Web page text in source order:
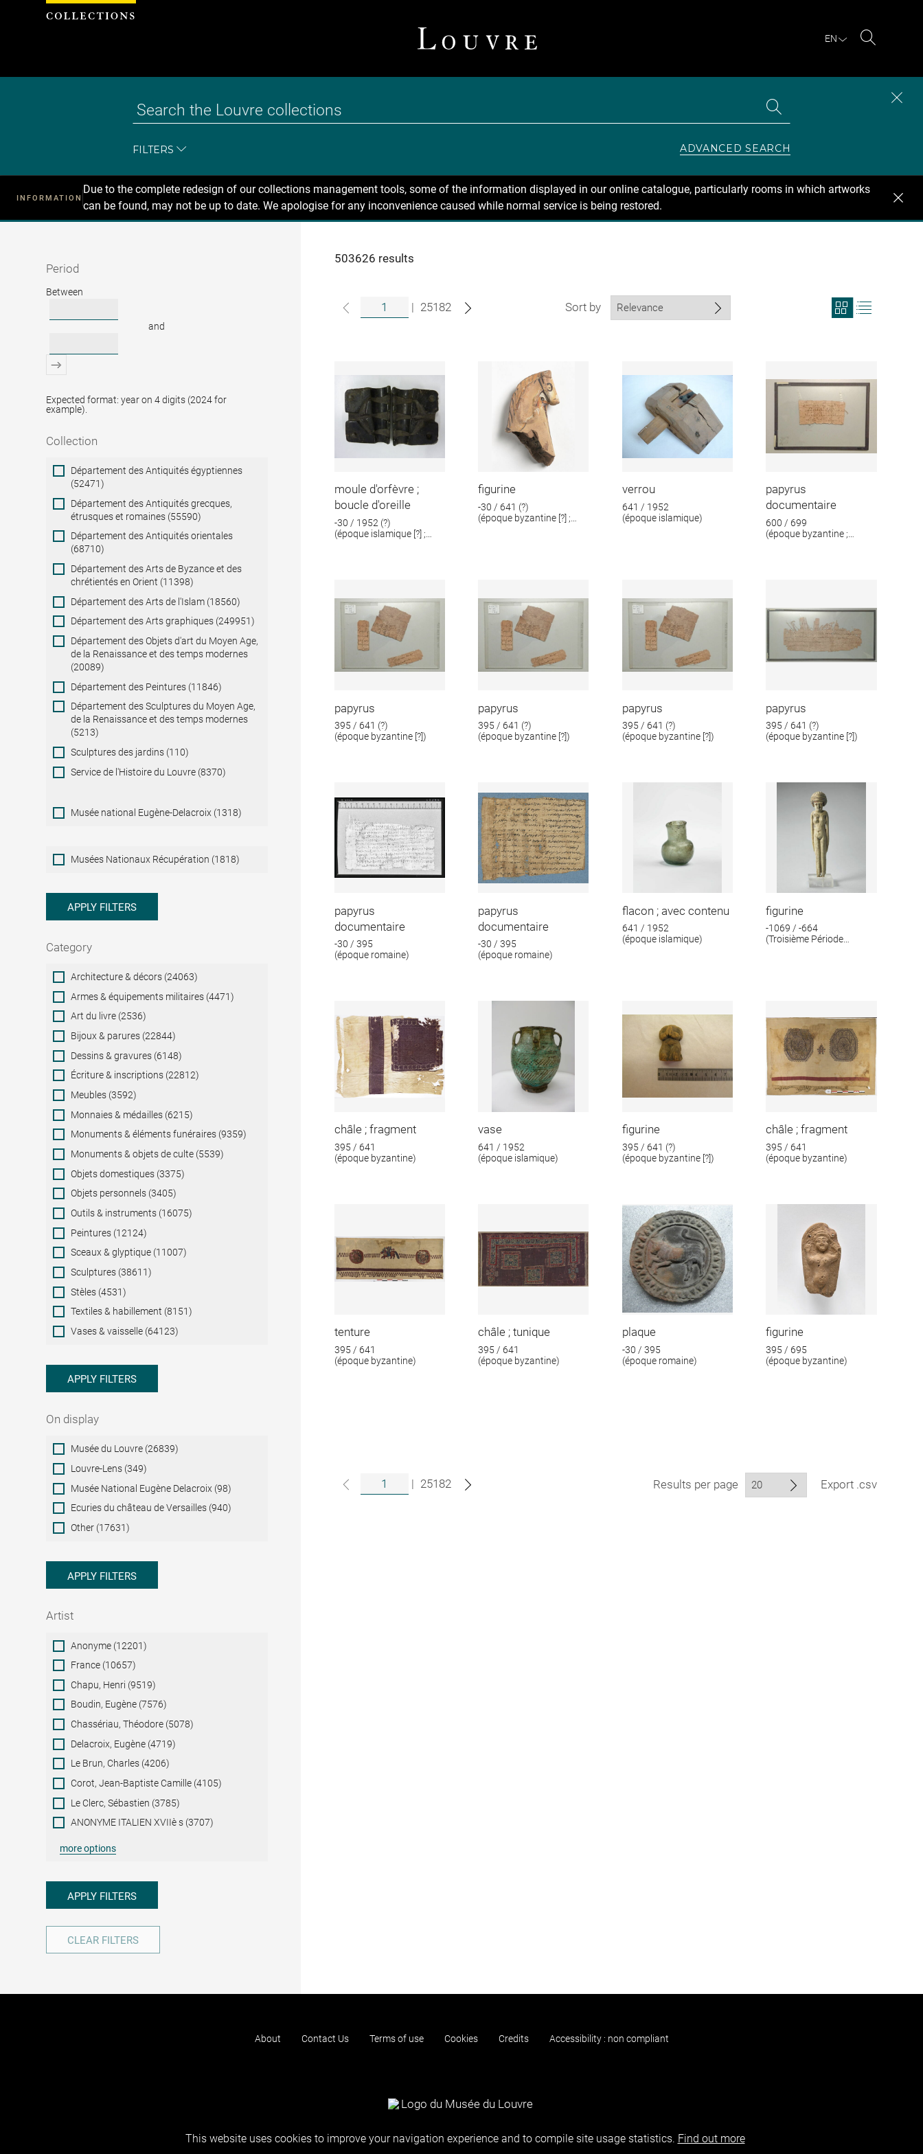
EN
FILTERS ADVANCED SEARCH
INFORMATION
Due to the complete redesign of our collections management tools, some of the information displayed in our online catalogue, particularly rooms in which artworks
can be found, may not be up to date. We apologise for any inconvenience caused while normal service is being restored.
Recherche
Period
Period
Between
and
Expected format: year on 4 digits (2024 for
example).
Collection
Collection
Département des Antiquités égyptiennes
(52471)
Département des Antiquités grecques,
étrusques et romaines (55590)
Département des Antiquités orientales
(68710)
Département des Arts de Byzance et des
chrétientés en Orient (11398)
Département des Arts de l'Islam (18560)
Département des Arts graphiques (249951)
Département des Objets d'art du Moyen Age,
de la Renaissance et des temps modernes
(20089)
Département des Peintures (11846)
Département des Sculptures du Moyen Age,
de la Renaissance et des temps modernes
(5213)
Sculptures des jardins (110)
Service de l'Histoire du Louvre (8370)
Musée national Eugène-Delacroix (1318)
Musées
Nationaux
Musées Nationaux Récupération (1818)
APPLY FILTERS
Category
Category
Architecture & décors (24063)
Armes & équipements militaires (4471)
Art du livre (2536)
Bijoux & parures (22844)
Dessins & gravures (6148)
Écriture & inscriptions (22812)
Meubles (3592)
Monnaies & médailles (6215)
Monuments & éléments funéraires (9359)
Monuments & objets de culte (5539)
Objets domestiques (3375)
Objets personnels (3405)
Outils & instruments (16075)
Peintures (12124)
Sceaux & glyptique (11007)
Sculptures (38611)
Stèles (4531)
Textiles & habillement (8151)
Vases & vaisselle (64123)
APPLY FILTERS
On display
On
display
Musée du Louvre (26839)
Louvre-Lens (349)
Musée National Eugène Delacroix (98)
Ecuries du château de Versailles (940)
Other (17631)
APPLY FILTERS
Artist
ArtistAnonyme (12201)
France (10657)
Chapu, Henri (9519)
Boudin, Eugène (7576)
Chassériau, Théodore (5078)
Delacroix, Eugène (4719)
Le Brun, Charles (4206)
Corot, Jean-Baptiste Camille (4105)
Le Clerc, Sébastien (3785)
ANONYME ITALIEN XVIIè s (3707)
more options
APPLY FILTERS
CLEAR FILTERS
503626 results
| 25182 Sort by
View
search
moule d'orfèvre ;
boucle d'oreille
-30 / 1952 (?)
(époque islamique [?] ;
figurine
-30 / 641 (?)
(époque byzantine [?] ;
verrou
641 / 1952
(époque islamique)
papyrus
documentaire
600 / 699
(époque byzantine ;
papyrus
395 / 641 (?)
(époque byzantine [?])
papyrus
395 / 641 (?)
(époque byzantine [?])
papyrus
395 / 641 (?)
(époque byzantine [?])
papyrus
395 / 641 (?)
(époque byzantine [?])
papyrus
documentaire
-30 / 395
(époque romaine)
papyrus
documentaire
-30 / 395
(époque romaine)
flacon ; avec contenu
641 / 1952
(époque islamique)
figurine
-1069 / -664
(Troisième Période
châle ; fragment
395 / 641
(époque byzantine)
vase
641 / 1952
(époque islamique)
figurine
395 / 641 (?)
(époque byzantine [?])
châle ; fragment
395 / 641
(époque byzantine)
tenture
395 / 641
(époque byzantine)
châle ; tunique
395 / 641
(époque byzantine)
plaque
-30 / 395
(époque romaine)
figurine
395 / 695
(époque byzantine)
| 25182 Results per page Export .csv
About Contact Us Terms of use Cookies Credits Accessibility : non compliant
Cookies management panel
This website uses cookies to improve your navigation experience and to compile site usage statistics. Find out more